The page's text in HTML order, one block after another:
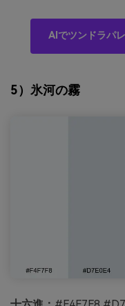
AIでツンドラパ
5）氷河の霧